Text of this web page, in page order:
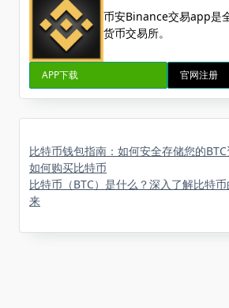
币安Binance交易app是
货币交易所。
APP下载 官网注册
比特币钱包指南：如何安全存储您的
如何购买比特币
比特币（BTC）是什么？深入了解比特
来